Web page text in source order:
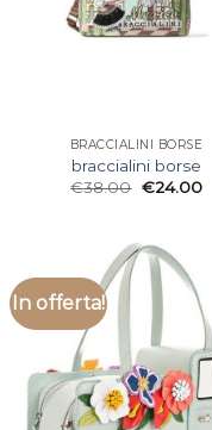
BRACCIALINI BORSE
braccialini borse
€38.00 €24.00
In offerta!